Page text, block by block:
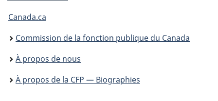
Vous
êtes
ici :
Canada.ca
Commission de la fonction publique du Canada
À propos de nous
À propos de la CFP — Biographies